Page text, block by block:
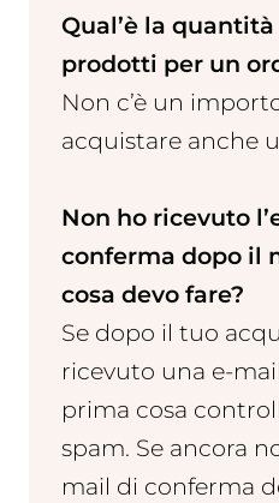
Qual’è la
prodotti per un
Non c’è un
acquistare anche
Non ho ricevuto
conferma dopo il
cosa devo fare?
Se dopo il tuo
ricevuto una e-
prima cosa
spam. Se ancora
mail di conferma